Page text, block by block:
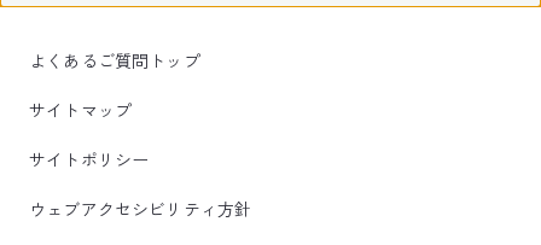
よくあるご質問トップ
サイトマップ
サイトポリシー
ウェブアクセシビリティ方針